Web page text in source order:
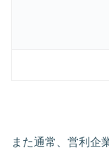
また通常、営利企